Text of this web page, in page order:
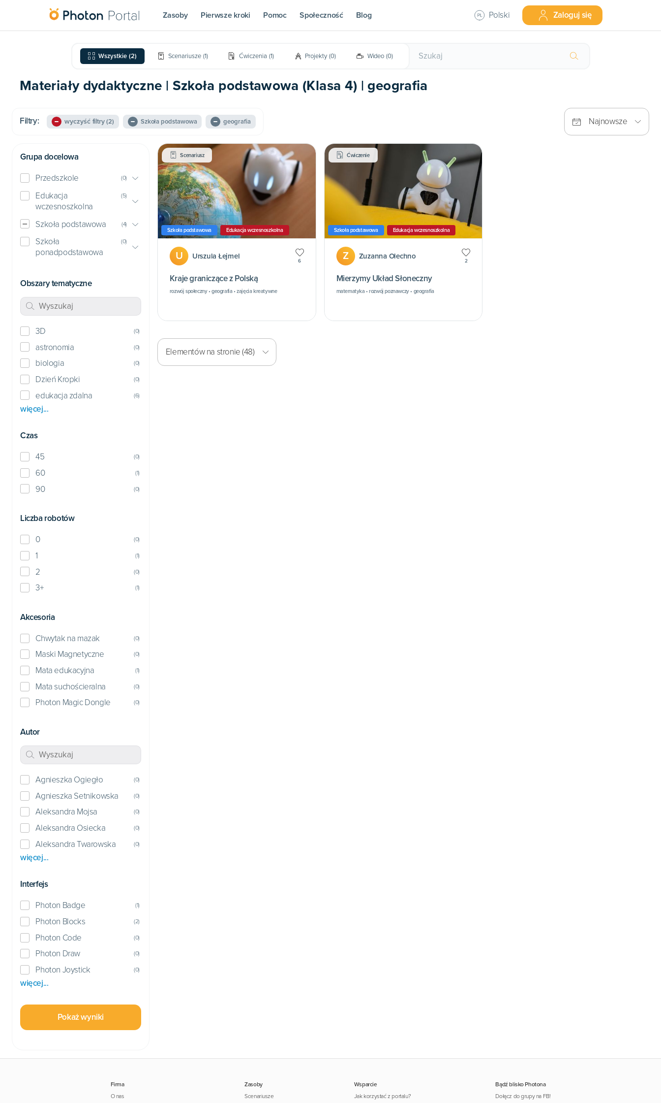
Zasoby Pierwsze kroki Pomoc Społeczność Blog Polski Zaloguj się
Wszystkie (2) Scenariusze (1) Ćwiczenia (1) Projekty (0) Wideo (0)
Materiały dydaktyczne | Szkoła podstawowa (Klasa 4) | geografia
Filtry: wyczyść filtry(2) Szkoła podstawowa geografia Najnowsze
Grupa docelowa
Przedszkole (0)
Edukacja
wczesnoszkolna
(5)
Szkoła podstawowa (4)
Szkoła
ponadpodstawowa
(0)
Obszary tematyczne
3D (0)
astronomia (0)
biologia (0)
Dzień Kropki (0)
edukacja zdalna (6)
więcej...
Czas
45 (0)
60 (1)
90 (0)
Liczba robotów
0 (0)
1 (1)
2 (0)
3+ (1)
Akcesoria
Chwytak na mazak (0)
Maski Magnetyczne (0)
Mata edukacyjna (1)
Mata suchościeralna (0)
Photon Magic Dongle (0)
Autor
Agnieszka Ogiegło (0)
Agnieszka Setnikowska (0)
Aleksandra Mojsa (0)
Aleksandra Osiecka (0)
Aleksandra Twarowska (0)
więcej...
Interfejs
Photon Badge (1)
Photon Blocks (2)
Photon Code (0)
Photon Draw (0)
Photon Joystick (0)
więcej...
Pokaż wyniki
Scenariusz
Szkoła podstawowa Edukacja wczesnoszkolna
U Urszula Łejmel
6
Kraje graniczące z Polską
rozwój społeczny • geografia • zajęcia kreatywne
Ćwiczenie
Szkoła podstawowa Edukacja wczesnoszkolna
Z Zuzanna Olechno
2
Mierzymy Układ Słoneczny
matematyka • rozwój poznawczy • geografia
Elementów na stronie (48)
Firma
O nas
Zasoby
Scenariusze
Wsparcie
Jak korzystać z portalu?
Bądź blisko Photona
Dołącz do grupy na FB!